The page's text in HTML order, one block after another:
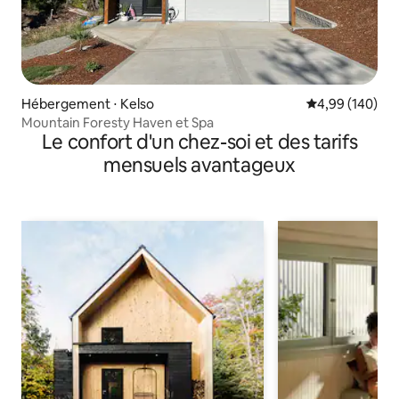
Hébergement ⋅ Kelso Évaluation
4,99 (140)
Mountain Foresty Haven et Spa
Le confort d'un chez-soi et des tarifs
mensuels avantageux